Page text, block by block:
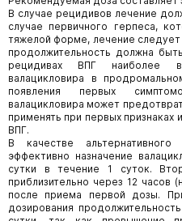
В случае рецидивов лечение
случае первичного герпеса,
тяжелой форме, лечение
продолжительность должна
рецидивах ВПГ наиболее
валацикловира в
появления первых
валацикловира может
применять при первых признаках
ВПГ.
В качестве альтернативного
эффективно назначение
сутки в течение 1 суток.
приблизительно через 12 часов
после приема первой дозы.
дозирования